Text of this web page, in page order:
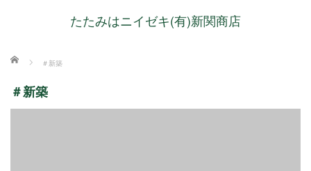
たたみはニイゼキ(有)新関商店
ホーム ＃新築
＃新築